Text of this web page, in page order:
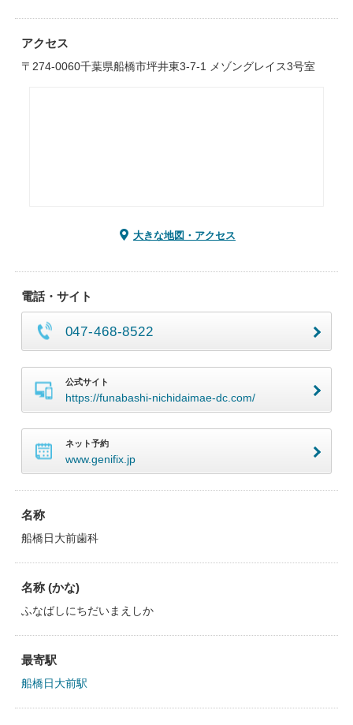
アクセス
〒274-0060千葉県船橋市坪井東3-7-1 メゾングレイス3号室
大きな地図・アクセス
電話・サイト
047-468-8522
公式サイト
https://funabashi-nichidaimae-dc.com/
ネット予約
www.genifix.jp
名称
船橋日大前歯科
名称 (かな)
ふなばしにちだいまえしか
最寄駅
船橋日大前駅